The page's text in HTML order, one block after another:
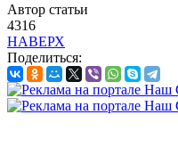
Автор статьи
4316
НАВЕРХ
Поделиться: